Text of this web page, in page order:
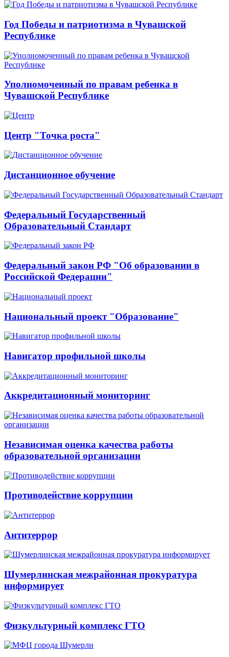
Год Победы и патриотизма в Чувашской
Республике
Уполномоченный по правам ребенка в
Чувашской Республике
Центр "Точка роста"
Дистанционное обучение
Федеральный Государственный
Образовательный Стандарт
Федеральный закон РФ "Об образовании в
Российской Федерации"
Национальный проект "Образование"
Навигатор профильной школы
Аккредитационный мониторинг
Независимая оценка качества работы
образовательной организации
Противодействие коррупции
Антитеррор
Шумерлинская межрайонная прокуратура
информирует
Физкультурный комплекс ГТО